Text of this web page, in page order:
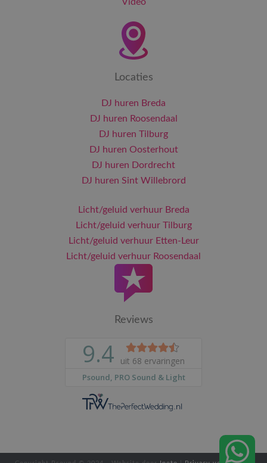
Locaties
DJ huren Breda
DJ huren Roosendaal
DJ huren Tilburg
DJ huren Oosterhout
DJ huren Dordrecht
DJ huren Sint Willebrord
Licht/geluid verhuur Breda
Licht/geluid verhuur Tilburg
Licht/geluid verhuur Etten-Leur
Licht/geluid verhuur Roosendaal
Reviews